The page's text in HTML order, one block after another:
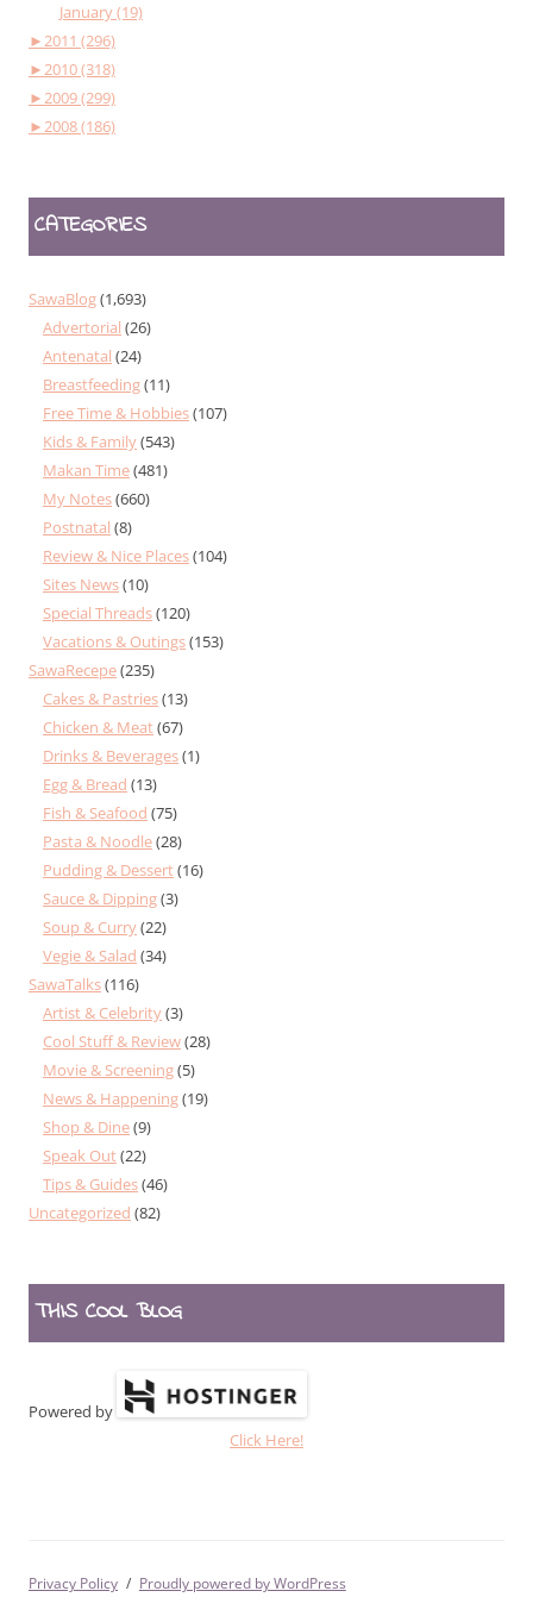
January (19)
►2011 (296)
►2010 (318)
►2009 (299)
►2008 (186)
CATEGORIES
SawaBlog(1,693)
Advertorial (26)
Antenatal (24)
Breastfeeding(11)
Free Time & Hobbies(107)
Kids & Family(543)
Makan Time(481)
My Notes(660)
Postnatal (8)
Review & Nice Places(104)
Sites News(10)
Special Threads(120)
Vacations & Outings(153)
SawaRecepe(235)
Cakes & Pastries(13)
Chicken & Meat(67)
Drinks & Beverages(1)
Egg & Bread (13)
Fish & Seafood (75)
Pasta & Noodle(28)
Pudding & Dessert(16)
Sauce & Dipping(3)
Soup & Curry(22)
Vegie & Salad (34)
SawaTalks(116)
Artist & Celebrity(3)
Cool Stuff & Review(28)
Movie & Screening(5)
News & Happening(19)
Shop & Dine(9)
Speak Out(22)
Tips & Guides(46)
Uncategorized (82)
THIS COOL BLOG
Powered by
Click Here!
Privacy Policy Proudly powered by WordPress